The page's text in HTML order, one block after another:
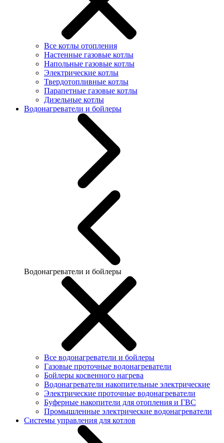
Все котлы отопления
Настенные газовые котлы
Напольные газовые котлы
Электрические котлы
Твердотопливные котлы
Парапетные газовые котлы
Дизельные котлы
Водонагреватели и бойлеры
Водонагреватели и бойлеры
Все водонагреватели и бойлеры
Газовые проточные водонагреватели
Бойлеры косвенного нагрева
Водонагреватели накопительные электрические
Электрические проточные водонагреватели
Буферные накопители для отопления и ГВС
Промышленные электрические водонагреватели
Системы управления для котлов